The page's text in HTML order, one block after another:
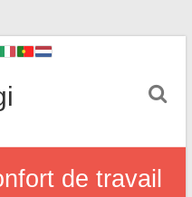
de travail